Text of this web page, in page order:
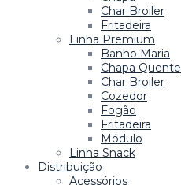
Char Broiler
Fritadeira
Linha Premium
Banho Maria
Chapa Quente
Char Broiler
Cozedor
Fogão
Fritadeira
Módulo
Linha Snack
Distribuição
Acessórios